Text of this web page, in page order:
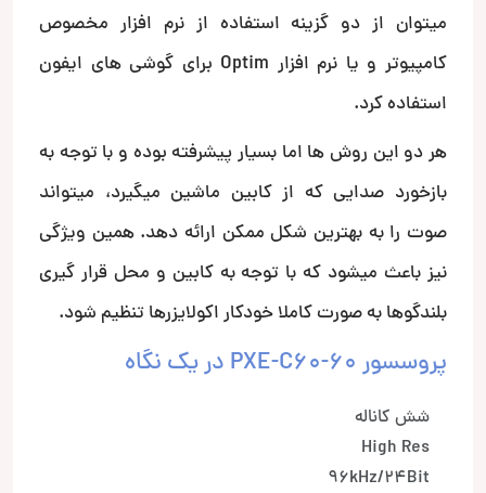
میتوان از دو گزینه استفاده از نرم افزار مخصوص
کامپیوتر و یا نرم افزار Optim برای گوشی های ایفون
استفاده کرد.
هر دو این روش ها اما بسیار پیشرفته بوده و با توجه به
بازخورد صدایی که از کابین ماشین میگیرد، میتواند
صوت را به بهترین شکل ممکن ارائه دهد. همین ویژگی
نیز باعث میشود که با توجه به کابین و محل قرار گیری
بلندگوها به صورت کاملا خودکار اکولایزرها تنظیم شود.
پروسسور PXE-C60-60 در یک نگاه
شش کاناله
High Res
96kHz/24Bit